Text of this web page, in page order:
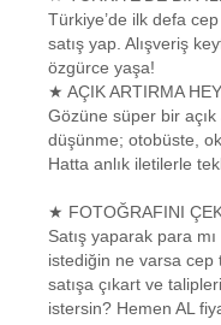
Türkiye’de ilk defa
satış yap. Alışveriş
özgürce yaşa!
★ AÇIK ARTIRMA
Gözüne süper bir açık
düşünme; otobüste,
Hatta anlık iletilerle
★ FOTOĞRAFINI
Satış yaparak para
istediğin ne varsa cep
satışa çıkart ve
istersin? Hemen AL